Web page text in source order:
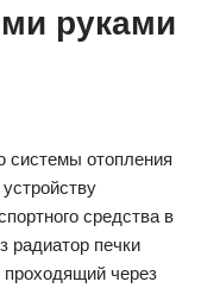
руками
системы отопления
средства в
радиатор печки
через